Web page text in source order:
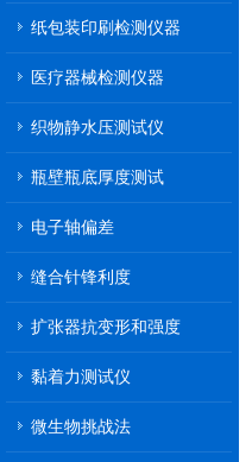
纸包装印刷检测仪器
医疗器械检测仪器
织物静水压测试仪
瓶壁瓶底厚度测试
电子轴偏差
缝合针锋利度
扩张器抗变形和强度
黏着力测试仪
微生物挑战法